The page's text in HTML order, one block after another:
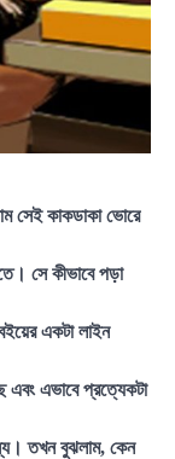
সেই কাকডাকা ভোরে
সে কীভাবে পড়া
একটা লাইন
এবং এভাবে প্রত্যেকটা
তখন বুঝলাম, কেন